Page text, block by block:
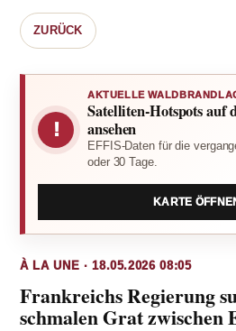
ZURÜCK
!
AKTUELLE
Satelliten-Hotspots auf
ansehen
EFFIS-Daten für die
oder 30 Tage.
KARTE
À LA UNE · 18.05.2026 08:05
Frankreichs Regierung
schmalen Grat zwischen